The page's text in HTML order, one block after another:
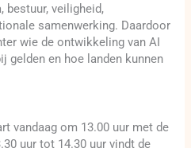
bestuur, veiligheid,
samenwerking. Daardoor
wie de ontwikkeling van AI
gelden en hoe landen kunnen
vandaag om 13.00 uur met de
uur tot 14.30 uur vindt de